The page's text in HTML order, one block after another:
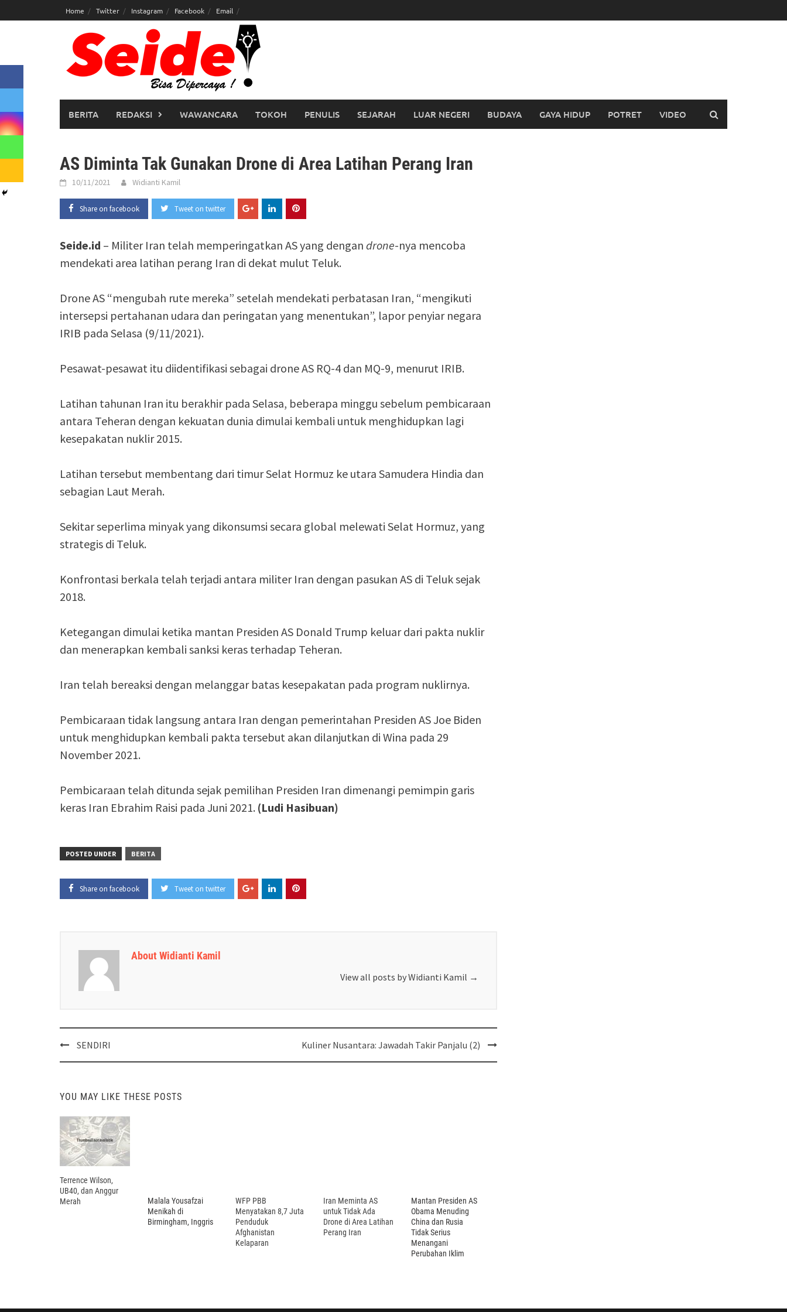
to
Home Twitter Instagram Facebook Email
BERITA REDAKSI WAWANCARA TOKOH PENULIS SEJARAH LUAR NEGERI BUDAYA GAYA HIDUP POTRET VIDEO
AS Diminta Tak Gunakan Drone di Area Latihan Perang Iran
10/11/2021 Widianti Kamil
Share on facebook Tweet on twitter
Seide.id – Militer Iran telah memperingatkan AS yang dengan drone-nya mencoba
mendekati area latihan perang Iran di dekat mulut Teluk.
Drone AS “mengubah rute mereka” setelah mendekati perbatasan Iran, “mengikuti
intersepsi pertahanan udara dan peringatan yang menentukan”, lapor penyiar negara
IRIB pada Selasa (9/11/2021).
Pesawat-pesawat itu diidentifikasi sebagai drone AS RQ-4 dan MQ-9, menurut IRIB.
Latihan tahunan Iran itu berakhir pada Selasa, beberapa minggu sebelum pembicaraan
antara Teheran dengan kekuatan dunia dimulai kembali untuk menghidupkan lagi
kesepakatan nuklir 2015.
Latihan tersebut membentang dari timur Selat Hormuz ke utara Samudera Hindia dan
sebagian Laut Merah.
Sekitar seperlima minyak yang dikonsumsi secara global melewati Selat Hormuz, yang
strategis di Teluk.
Konfrontasi berkala telah terjadi antara militer Iran dengan pasukan AS di Teluk sejak
2018.
Ketegangan dimulai ketika mantan Presiden AS Donald Trump keluar dari pakta nuklir
dan menerapkan kembali sanksi keras terhadap Teheran.
Iran telah bereaksi dengan melanggar batas kesepakatan pada program nuklirnya.
Pembicaraan tidak langsung antara Iran dengan pemerintahan Presiden AS Joe Biden
untuk menghidupkan kembali pakta tersebut akan dilanjutkan di Wina pada 29
November 2021.
Pembicaraan telah ditunda sejak pemilihan Presiden Iran dimenangi pemimpin garis
keras Iran Ebrahim Raisi pada Juni 2021. (Ludi Hasibuan)
POSTED UNDER BERITA
Share on facebook Tweet on twitter
About Widianti Kamil
View all posts by Widianti Kamil →
PostSENDIRI Kuliner Nusantara: Jawadah Takir Panjalu (2)
YOU MAY LIKE THESE POSTS
Terrence Wilson,
UB40, dan Anggur
Merah
Malala Yousafzai
Menikah di
Birmingham, Inggris
WFP PBB
Menyatakan 8,7 Juta
Penduduk
Afghanistan
Kelaparan
Iran Meminta AS
untuk Tidak Ada
Drone di Area Latihan
Perang Iran
Mantan Presiden AS
Obama Menuding
China dan Rusia
Tidak Serius
Menangani
Perubahan Iklim